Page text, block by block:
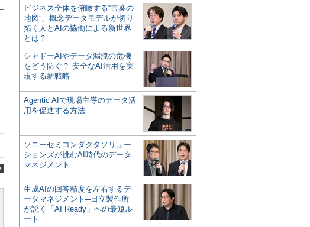
ビジネス全体を俯瞰する“言葉の
地図”、概念データモデルが切り
拓く人とAIの協働による新世界
とは？
シャドーAIやデータ漏洩の危機
をどう防ぐ？ 安全なAI活用を実
現する新戦略
Agentic AIで現場主導のデータ活
用を促進する方法
ソニーセミコンダクタソリュー
ションズが挑むAI時代のデータ
マネジメント
生成AIの回答精度を左右するデ
ータマネジメント─日立製作所
が説く「AI Ready」への最短ル
ート